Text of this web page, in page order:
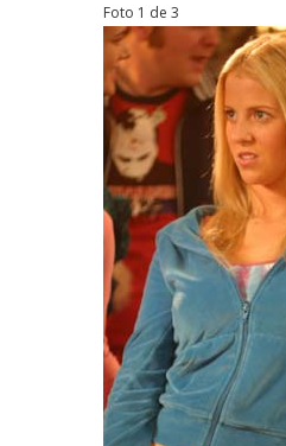
Foto 1 de 3